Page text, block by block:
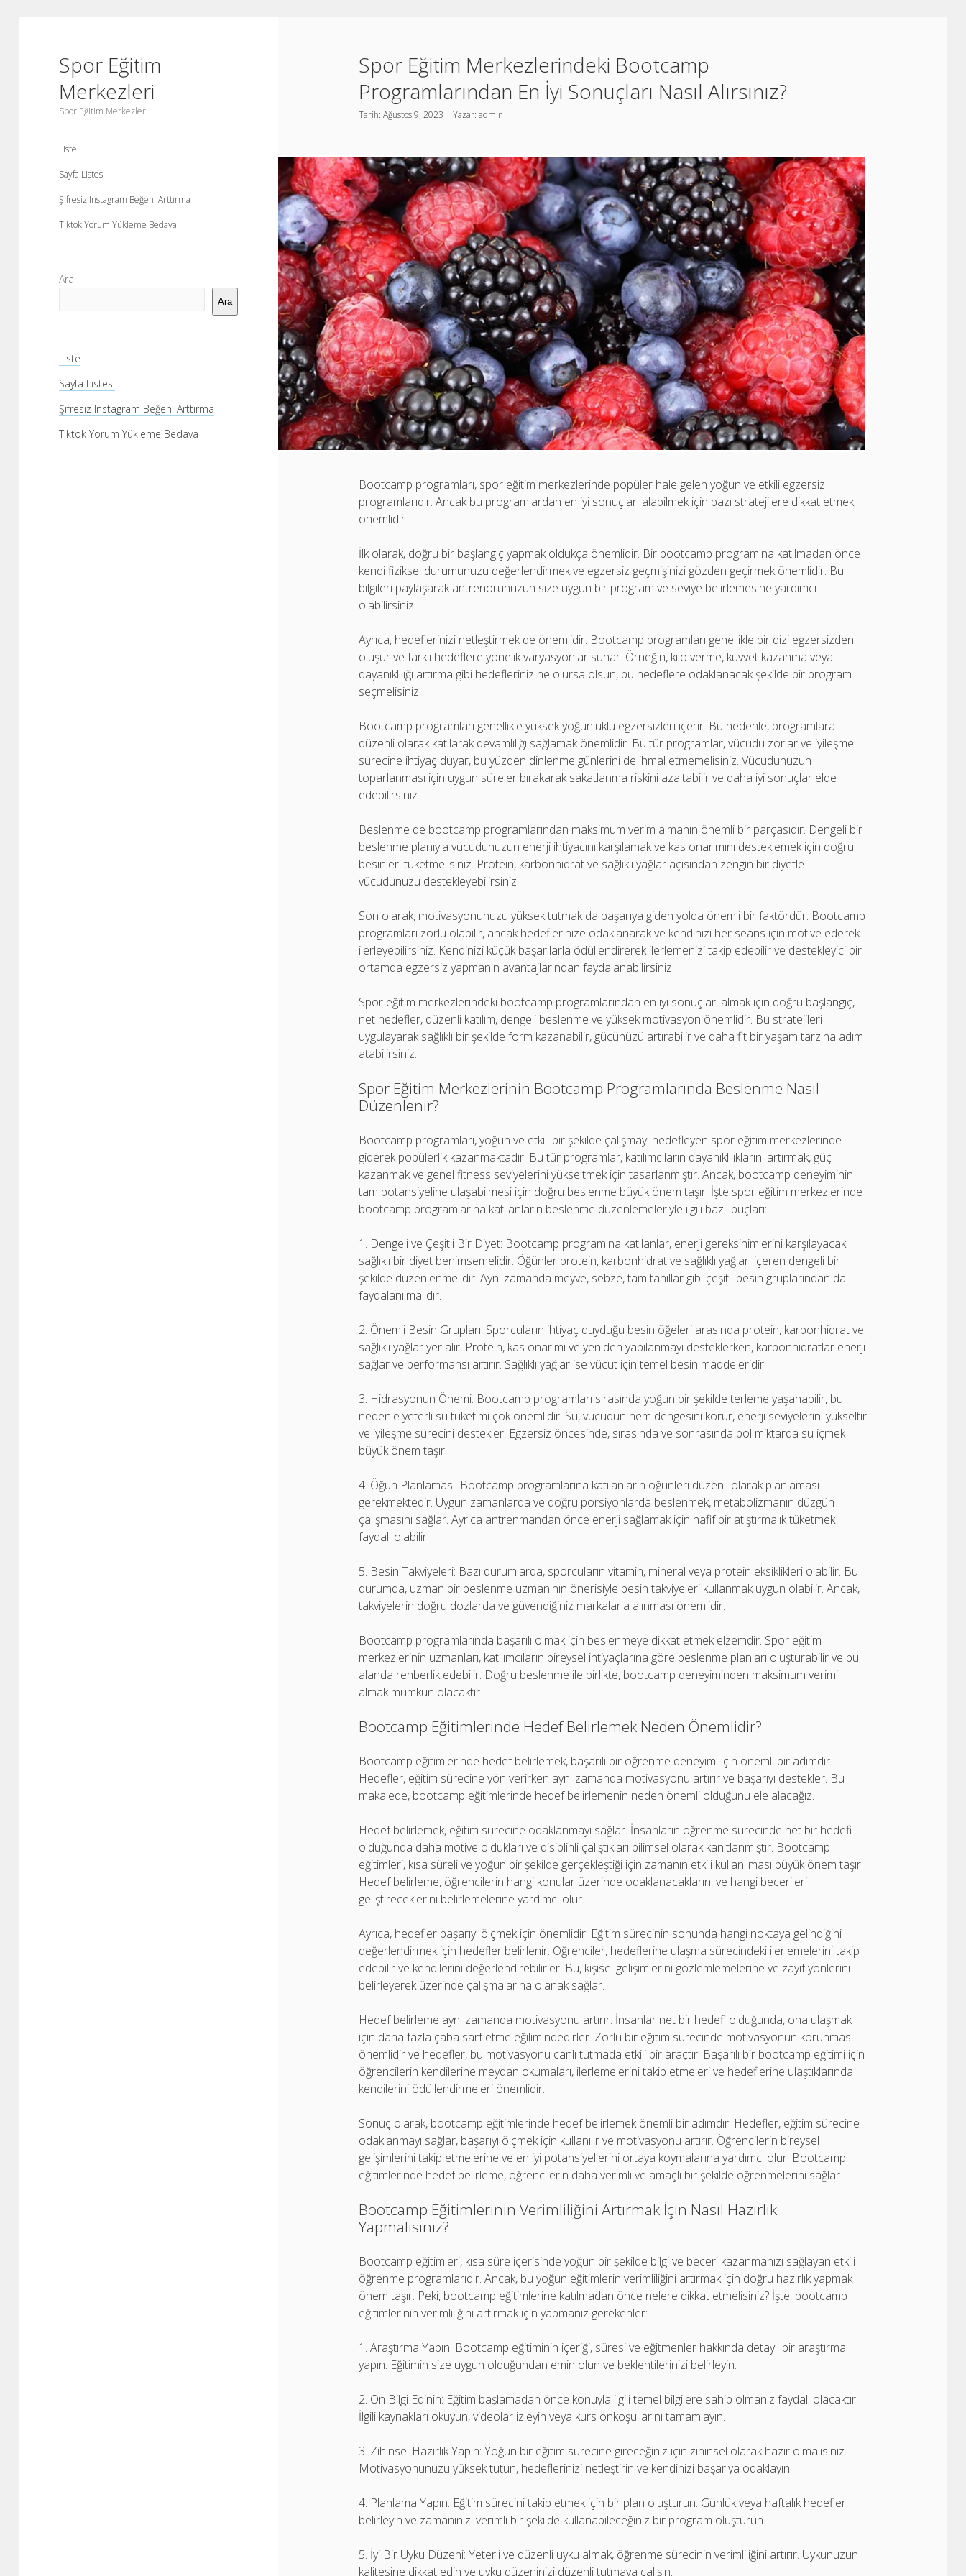
Spor Eğitim
Merkezleri
Spor Eğitim Merkezleri
Liste
Sayfa Listesi
Şifresiz Instagram Beğeni Arttırma
Tiktok Yorum Yükleme Bedava
Yan
Menü
Ara
Ara
Liste
Sayfa Listesi
Şifresiz Instagram Beğeni Arttırma
Tiktok Yorum Yükleme Bedava
Spor Eğitim Merkezlerindeki Bootcamp
Programlarından En İyi Sonuçları Nasıl Alırsınız?
Tarih:Ağustos 9, 2023 | Yazar:admin
Bootcamp programları, spor eğitim merkezlerinde popüler hale gelen yoğun ve etkili egzersiz
programlarıdır. Ancak bu programlardan en iyi sonuçları alabilmek için bazı stratejilere dikkat etmek
önemlidir.
İlk olarak, doğru bir başlangıç yapmak oldukça önemlidir. Bir bootcamp programına katılmadan önce
kendi fiziksel durumunuzu değerlendirmek ve egzersiz geçmişinizi gözden geçirmek önemlidir. Bu
bilgileri paylaşarak antrenörünüzün size uygun bir program ve seviye belirlemesine yardımcı
olabilirsiniz.
Ayrıca, hedeflerinizi netleştirmek de önemlidir. Bootcamp programları genellikle bir dizi egzersizden
oluşur ve farklı hedeflere yönelik varyasyonlar sunar. Örneğin, kilo verme, kuvvet kazanma veya
dayanıklılığı artırma gibi hedefleriniz ne olursa olsun, bu hedeflere odaklanacak şekilde bir program
seçmelisiniz.
Bootcamp programları genellikle yüksek yoğunluklu egzersizleri içerir. Bu nedenle, programlara
düzenli olarak katılarak devamlılığı sağlamak önemlidir. Bu tür programlar, vücudu zorlar ve iyileşme
sürecine ihtiyaç duyar, bu yüzden dinlenme günlerini de ihmal etmemelisiniz. Vücudunuzun
toparlanması için uygun süreler bırakarak sakatlanma riskini azaltabilir ve daha iyi sonuçlar elde
edebilirsiniz.
Beslenme de bootcamp programlarından maksimum verim almanın önemli bir parçasıdır. Dengeli bir
beslenme planıyla vücudunuzun enerji ihtiyacını karşılamak ve kas onarımını desteklemek için doğru
besinleri tüketmelisiniz. Protein, karbonhidrat ve sağlıklı yağlar açısından zengin bir diyetle
vücudunuzu destekleyebilirsiniz.
Son olarak, motivasyonunuzu yüksek tutmak da başarıya giden yolda önemli bir faktördür. Bootcamp
programları zorlu olabilir, ancak hedeflerinize odaklanarak ve kendinizi her seans için motive ederek
ilerleyebilirsiniz. Kendinizi küçük başarılarla ödüllendirerek ilerlemenizi takip edebilir ve destekleyici bir
ortamda egzersiz yapmanın avantajlarından faydalanabilirsiniz.
Spor eğitim merkezlerindeki bootcamp programlarından en iyi sonuçları almak için doğru başlangıç,
net hedefler, düzenli katılım, dengeli beslenme ve yüksek motivasyon önemlidir. Bu stratejileri
uygulayarak sağlıklı bir şekilde form kazanabilir, gücünüzü artırabilir ve daha fit bir yaşam tarzına adım
atabilirsiniz.
Spor Eğitim Merkezlerinin Bootcamp Programlarında Beslenme Nasıl
Düzenlenir?
Bootcamp programları, yoğun ve etkili bir şekilde çalışmayı hedefleyen spor eğitim merkezlerinde
giderek popülerlik kazanmaktadır. Bu tür programlar, katılımcıların dayanıklılıklarını artırmak, güç
kazanmak ve genel fitness seviyelerini yükseltmek için tasarlanmıştır. Ancak, bootcamp deneyiminin
tam potansiyeline ulaşabilmesi için doğru beslenme büyük önem taşır. İşte spor eğitim merkezlerinde
bootcamp programlarına katılanların beslenme düzenlemeleriyle ilgili bazı ipuçları:
1. Dengeli ve Çeşitli Bir Diyet: Bootcamp programına katılanlar, enerji gereksinimlerini karşılayacak
sağlıklı bir diyet benimsemelidir. Öğünler protein, karbonhidrat ve sağlıklı yağları içeren dengeli bir
şekilde düzenlenmelidir. Aynı zamanda meyve, sebze, tam tahıllar gibi çeşitli besin gruplarından da
faydalanılmalıdır.
2. Önemli Besin Grupları: Sporcuların ihtiyaç duyduğu besin öğeleri arasında protein, karbonhidrat ve
sağlıklı yağlar yer alır. Protein, kas onarımı ve yeniden yapılanmayı desteklerken, karbonhidratlar enerji
sağlar ve performansı artırır. Sağlıklı yağlar ise vücut için temel besin maddeleridir.
3. Hidrasyonun Önemi: Bootcamp programları sırasında yoğun bir şekilde terleme yaşanabilir, bu
nedenle yeterli su tüketimi çok önemlidir. Su, vücudun nem dengesini korur, enerji seviyelerini yükseltir
ve iyileşme sürecini destekler. Egzersiz öncesinde, sırasında ve sonrasında bol miktarda su içmek
büyük önem taşır.
4. Öğün Planlaması: Bootcamp programlarına katılanların öğünleri düzenli olarak planlaması
gerekmektedir. Uygun zamanlarda ve doğru porsiyonlarda beslenmek, metabolizmanın düzgün
çalışmasını sağlar. Ayrıca antrenmandan önce enerji sağlamak için hafif bir atıştırmalık tüketmek
faydalı olabilir.
5. Besin Takviyeleri: Bazı durumlarda, sporcuların vitamin, mineral veya protein eksiklikleri olabilir. Bu
durumda, uzman bir beslenme uzmanının önerisiyle besin takviyeleri kullanmak uygun olabilir. Ancak,
takviyelerin doğru dozlarda ve güvendiğiniz markalarla alınması önemlidir.
Bootcamp programlarında başarılı olmak için beslenmeye dikkat etmek elzemdir. Spor eğitim
merkezlerinin uzmanları, katılımcıların bireysel ihtiyaçlarına göre beslenme planları oluşturabilir ve bu
alanda rehberlik edebilir. Doğru beslenme ile birlikte, bootcamp deneyiminden maksimum verimi
almak mümkün olacaktır.
Bootcamp Eğitimlerinde Hedef Belirlemek Neden Önemlidir?
Bootcamp eğitimlerinde hedef belirlemek, başarılı bir öğrenme deneyimi için önemli bir adımdır.
Hedefler, eğitim sürecine yön verirken aynı zamanda motivasyonu artırır ve başarıyı destekler. Bu
makalede, bootcamp eğitimlerinde hedef belirlemenin neden önemli olduğunu ele alacağız.
Hedef belirlemek, eğitim sürecine odaklanmayı sağlar. İnsanların öğrenme sürecinde net bir hedefi
olduğunda daha motive oldukları ve disiplinli çalıştıkları bilimsel olarak kanıtlanmıştır. Bootcamp
eğitimleri, kısa süreli ve yoğun bir şekilde gerçekleştiği için zamanın etkili kullanılması büyük önem taşır.
Hedef belirleme, öğrencilerin hangi konular üzerinde odaklanacaklarını ve hangi becerileri
geliştireceklerini belirlemelerine yardımcı olur.
Ayrıca, hedefler başarıyı ölçmek için önemlidir. Eğitim sürecinin sonunda hangi noktaya gelindiğini
değerlendirmek için hedefler belirlenir. Öğrenciler, hedeflerine ulaşma sürecindeki ilerlemelerini takip
edebilir ve kendilerini değerlendirebilirler. Bu, kişisel gelişimlerini gözlemlemelerine ve zayıf yönlerini
belirleyerek üzerinde çalışmalarına olanak sağlar.
Hedef belirleme aynı zamanda motivasyonu artırır. İnsanlar net bir hedefi olduğunda, ona ulaşmak
için daha fazla çaba sarf etme eğilimindedirler. Zorlu bir eğitim sürecinde motivasyonun korunması
önemlidir ve hedefler, bu motivasyonu canlı tutmada etkili bir araçtır. Başarılı bir bootcamp eğitimi için
öğrencilerin kendilerine meydan okumaları, ilerlemelerini takip etmeleri ve hedeflerine ulaştıklarında
kendilerini ödüllendirmeleri önemlidir.
Sonuç olarak, bootcamp eğitimlerinde hedef belirlemek önemli bir adımdır. Hedefler, eğitim sürecine
odaklanmayı sağlar, başarıyı ölçmek için kullanılır ve motivasyonu artırır. Öğrencilerin bireysel
gelişimlerini takip etmelerine ve en iyi potansiyellerini ortaya koymalarına yardımcı olur. Bootcamp
eğitimlerinde hedef belirleme, öğrencilerin daha verimli ve amaçlı bir şekilde öğrenmelerini sağlar.
Bootcamp Eğitimlerinin Verimliliğini Artırmak İçin Nasıl Hazırlık
Yapmalısınız?
Bootcamp eğitimleri, kısa süre içerisinde yoğun bir şekilde bilgi ve beceri kazanmanızı sağlayan etkili
öğrenme programlarıdır. Ancak, bu yoğun eğitimlerin verimliliğini artırmak için doğru hazırlık yapmak
önem taşır. Peki, bootcamp eğitimlerine katılmadan önce nelere dikkat etmelisiniz? İşte, bootcamp
eğitimlerinin verimliliğini artırmak için yapmanız gerekenler:
1. Araştırma Yapın: Bootcamp eğitiminin içeriği, süresi ve eğitmenler hakkında detaylı bir araştırma
yapın. Eğitimin size uygun olduğundan emin olun ve beklentilerinizi belirleyin.
2. Ön Bilgi Edinin: Eğitim başlamadan önce konuyla ilgili temel bilgilere sahip olmanız faydalı olacaktır.
İlgili kaynakları okuyun, videolar izleyin veya kurs önkoşullarını tamamlayın.
3. Zihinsel Hazırlık Yapın: Yoğun bir eğitim sürecine gireceğiniz için zihinsel olarak hazır olmalısınız.
Motivasyonunuzu yüksek tutun, hedeflerinizi netleştirin ve kendinizi başarıya odaklayın.
4. Planlama Yapın: Eğitim sürecini takip etmek için bir plan oluşturun. Günlük veya haftalık hedefler
belirleyin ve zamanınızı verimli bir şekilde kullanabileceğiniz bir program oluşturun.
5. İyi Bir Uyku Düzeni: Yeterli ve düzenli uyku almak, öğrenme sürecinin verimliliğini artırır. Uykunuzun
kalitesine dikkat edin ve uyku düzeninizi düzenli tutmaya çalışın.